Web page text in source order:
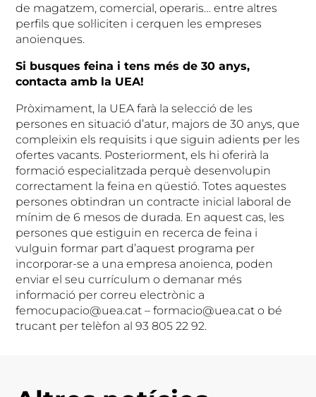
de magatzem, comercial, operaris… entre altres
perfils que sol·liciten i cerquen les empreses
anoienques.
Si busques feina i tens més de 30 anys,
contacta amb la UEA!
Pròximament, la UEA farà la selecció de les
persones en situació d’atur, majors de 30 anys, que
compleixin els requisits i que siguin adients per les
ofertes vacants. Posteriorment, els hi oferirà la
formació especialitzada perquè desenvolupin
correctament la feina en qüestió. Totes aquestes
persones obtindran un contracte inicial laboral de
mínim de 6 mesos de durada. En aquest cas, les
persones que estiguin en recerca de feina i
vulguin formar part d’aquest programa per
incorporar-se a una empresa anoienca, poden
enviar el seu currículum o demanar més
informació per correu electrònic a
femocupacio@uea.cat – formacio@uea.cat o bé
trucant per telèfon al 93 805 22 92.